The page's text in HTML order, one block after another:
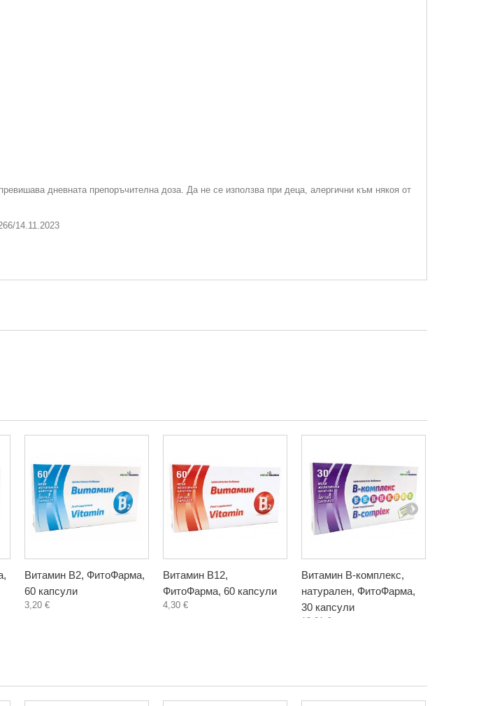
дневната препоръчителна доза. Да не се използва при деца, алергични към някоя от
14.11.2023
Витамин B2, ФитоФарма,
60 капсули
3,20 €
Витамин B12,
ФитоФарма, 60 капсули
4,30 €
Витамин В-комплекс,
натурален, ФитоФарма,
30 капсули
13,91 €